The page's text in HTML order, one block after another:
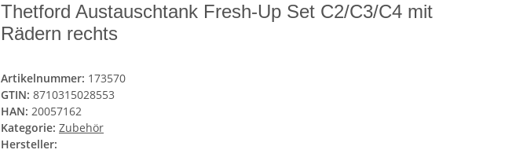
Thetford Austauschtank Fresh-Up Set C2/C3/C4 mit
Rädern rechts
Artikelnummer: 173570
GTIN: 8710315028553
HAN: 20057162
Kategorie: Zubehör
Hersteller: